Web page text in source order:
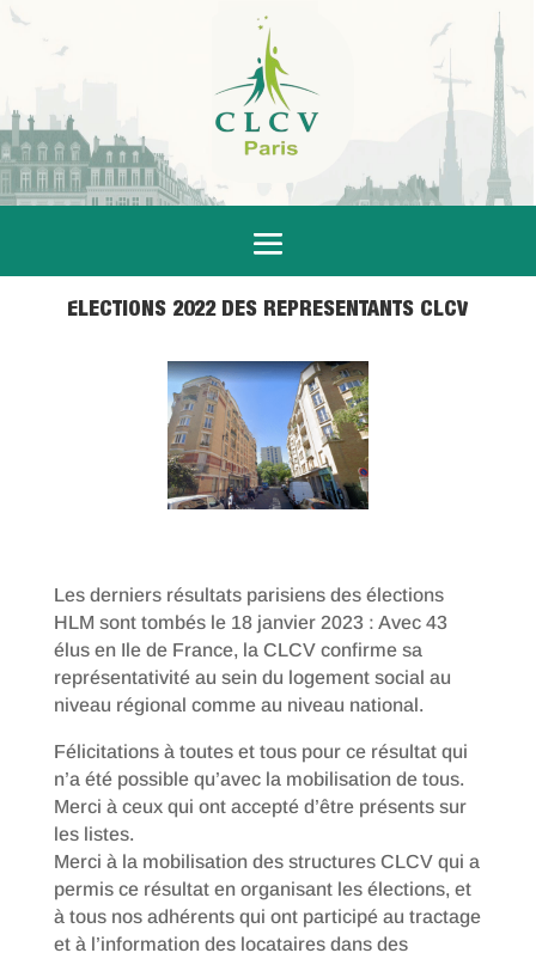
ELECTIONS 2022 DES REPRESENTANTS CLCV
Les derniers résultats parisiens des élections
HLM sont tombés le 18 janvier 2023 : Avec 43
élus en Ile de France, la CLCV confirme sa
représentativité au sein du logement social au
niveau régional comme au niveau national.
Félicitations à toutes et tous pour ce résultat qui
n’a été possible qu’avec la mobilisation de tous.
Merci à ceux qui ont accepté d’être présents sur
les listes.
Merci à la mobilisation des structures CLCV qui a
permis ce résultat en organisant les élections, et
à tous nos adhérents qui ont participé au tractage
et à l’information des locataires dans des